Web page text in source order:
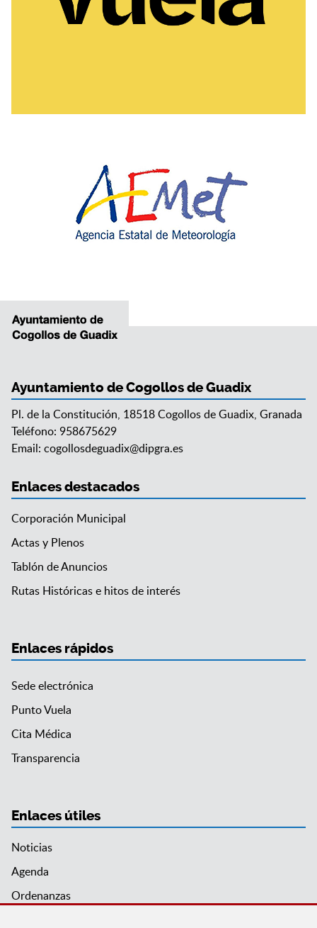
Ayuntamiento de Cogollos de Guadix
Pl. de la Constitución, 18518 Cogollos de Guadix, Granada
Teléfono: 958675629
Email: cogollosdeguadix@dipgra.es
Enlaces destacados
Corporación Municipal
Actas y Plenos
Tablón de Anuncios
Rutas Históricas e hitos de interés
Enlaces rápidos
Sede electrónica
Punto Vuela
Cita Médica
Transparencia
Enlaces útiles
Noticias
Agenda
Ordenanzas